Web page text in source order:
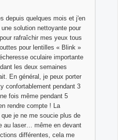
depuis quelques mois et j'en
solution nettoyante pour
rafraîchir mes yeux tous
pour lentilles « Blink »
oculaire importante
les deux semaines
En général, je peux porter
confortablement pendant 3
fois même pendant 5
rendre compte ! La
je ne me soucie plus de
au laser… même en devant
différentes, cela me